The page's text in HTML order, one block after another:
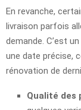
En revanche,
livraison parfois
demande. C’est
une date précise,
rénovation de
Qualité des